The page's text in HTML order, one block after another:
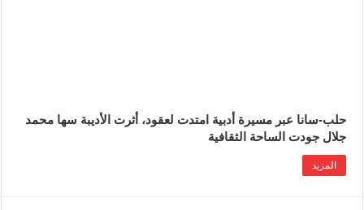
حلب-سانا عبر مسيرة أدبية امتدت لعقود، أثرت الأديبة سها محمد
جلال جودت الساحة الثقافية
المزيد